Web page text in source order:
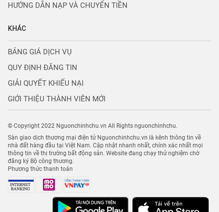
HƯỚNG DẪN NẠP VÀ CHUYỂN TIỀN
KHÁC
BẢNG GIÁ DỊCH VỤ
QUY ĐỊNH ĐĂNG TIN
GIẢI QUYẾT KHIẾU NẠI
GIỚI THIỆU THÀNH VIÊN MỚI
© Copyright 2022 Nguonchinhchu.vn All Rights nguonchinhchu.
Sàn giao dịch thương mại điện tử Nguonchinhchu.vn là kênh thông tin về
nhà đất hàng đầu tại Việt Nam. Cập nhật nhanh nhất, chính xác nhất mọi
thông tin về thị trường bất động sản. Website đang chạy thử nghiệm chờ
đăng ký Bộ công thương.
Phương thức thanh toán